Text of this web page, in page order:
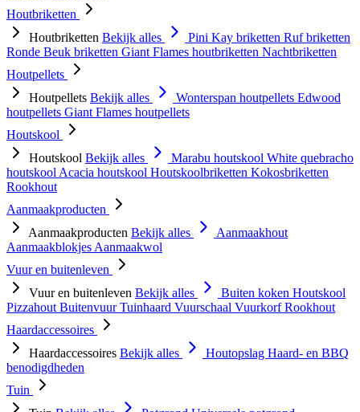
Houtbriketten
Houtbriketten Bekijk alles Pini Kay briketten Ruf briketten
Ronde Beuk briketten Giant Flames houtbriketten Nachtbriketten
Houtpellets
Houtpellets Bekijk alles Wonterspan houtpellets Edwood
houtpellets Giant Flames houtpellets
Houtskool
Houtskool Bekijk alles Marabu houtskool White quebracho
houtskool Acacia houtskool Houtskoolbriketten Kokosbriketten
Rookhout
Aanmaakproducten
Aanmaakproducten Bekijk alles
Aanmaakhout
Aanmaakblokjes Aanmaakwol
Vuur en buitenleven
Vuur en buitenleven Bekijk alles Buiten koken Houtskool
Pizzahout BuitenvuurTuinhaard Vuurschaal VuurkorfRookhout
Haardaccessoires
Haardaccessoires Bekijk alles Houtopslag Haard- en BBQ
benodigdheden
Tuin